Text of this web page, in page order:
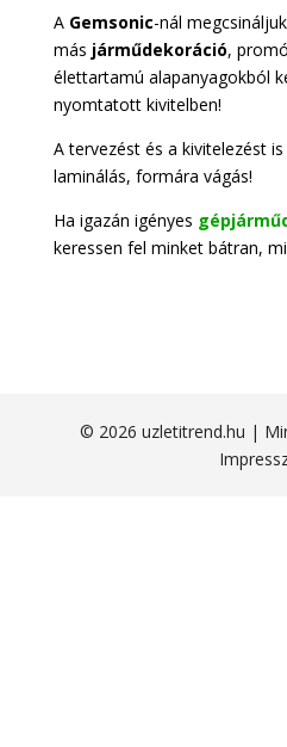
A Gemsonic-nál
más járműdekoráció,
élettartamú alapanyagokból
nyomtatott kivitelben!
A tervezést és a kivitelezést is
laminálás, formára vágás!
Ha igazán igényes
keressen fel minket bátran,
© 2026 uzletitrend.hu |